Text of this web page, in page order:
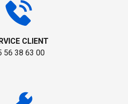
CLIENT
56 38 63 00